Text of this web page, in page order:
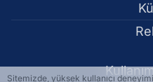
Sitemizde, yüksek kullanıcı